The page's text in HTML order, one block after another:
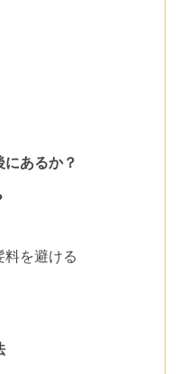
あるか？
を避ける